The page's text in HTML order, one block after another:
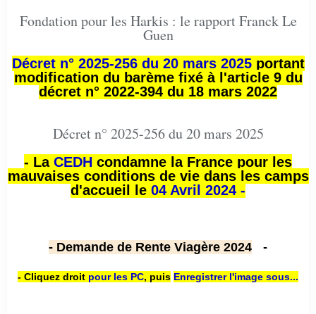
Fondation pour les Harkis : le rapport Franck Le
Guen
Décret n° 2025-256 du 20 mars 2025portant
modification du barème fixé à l'article 9 du
décret n° 2022-394 du 18 mars 2022
Décret n° 2025-256 du 20 mars 2025
- La CEDH condamne la France pour les
mauvaises conditions de vie dans les camps
d'accueil le 04 Avril 2024 -
- Demande de Rente Viagère 2024 -
- Cliquez droit pour les PC, puis Enregistrer l'image sous...